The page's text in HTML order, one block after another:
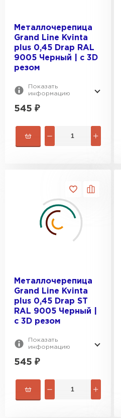
Металлочерепица
Grand Line Kvinta
plus 0,45 Drap RAL
9005 Черный | c 3D
резом
Показать
информацию
545 ₽
Металлочерепица
Grand Line Kvinta
plus 0,45 Drap ST
RAL 9005 Черный |
c 3D резом
Показать
информацию
545 ₽